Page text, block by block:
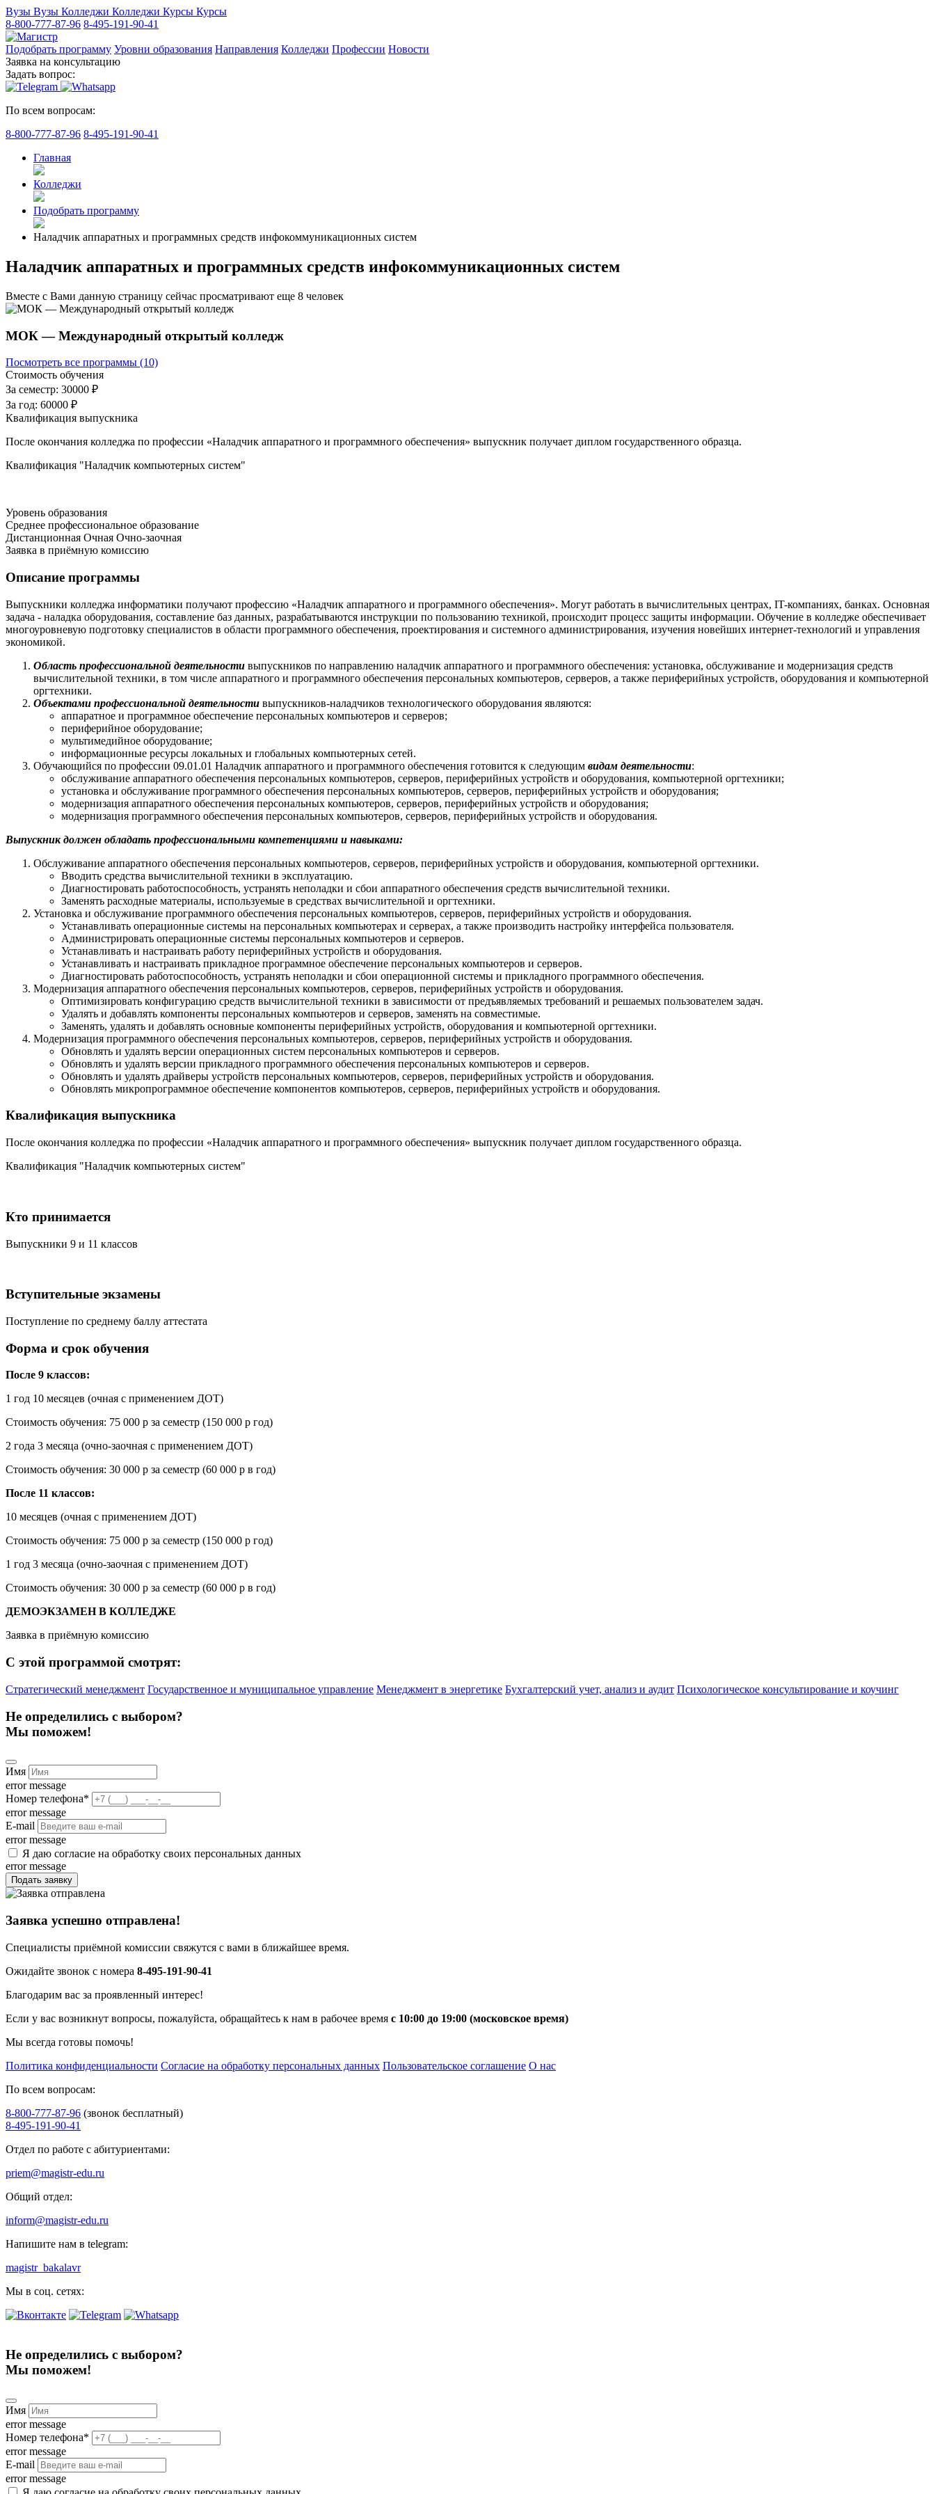
Вузы Вузы Колледжи Колледжи Курсы Курсы
8-800-777-87-96 8-495-191-90-41
Подобрать программу Уровни образования Направления Колледжи Профессии Новости
Заявка на консультацию
Задать вопрос:
По всем вопросам:
8-800-777-87-96 8-495-191-90-41
Главная
Колледжи
Подобрать программу
Наладчик аппаратных и программных средств инфокоммуникационных систем
Наладчик аппаратных и программных средств инфокоммуникационных систем
Вместе с Вами данную страницу сейчас просматривают еще 8 человек
МОК — Международный открытый колледж
Посмотреть все программы (10)
Стоимость обучения
За семестр: 30000 ₽
За год: 60000 ₽
Квалификация выпускника
После окончания колледжа по профессии «Наладчик аппаратного и программного обеспечения» выпускник получает диплом государственного образца.
Квалификация "Наладчик компьютерных систем"
Уровень образования
Среднее профессиональное образование
Дистанционная Очная Очно-заочная
Заявка в приёмную комиссию
Описание программы
Выпускники колледжа информатики получают профессию «Наладчик аппаратного и программного обеспечения». Могут работать в вычислительных центрах, IT-компаниях, банках. Основная
задача - наладка оборудования, составление баз данных, разрабатываются инструкции по пользованию техникой, происходит процесс защиты информации. Обучение в колледже обеспечивает
многоуровневую подготовку специалистов в области программного обеспечения, проектирования и системного администрирования, изучения новейших интернет-технологий и управления
экономикой.
Область профессиональной деятельности выпускников по направлению наладчик аппаратного и программного обеспечения: установка, обслуживание и модернизация средств
вычислительной техники, в том числе аппаратного и программного обеспечения персональных компьютеров, серверов, а также периферийных устройств, оборудования и компьютерной
оргтехники.
Объектами профессиональной деятельности выпускников-наладчиков технологического оборудования являются:
аппаратное и программное обеспечение персональных компьютеров и серверов;
периферийное оборудование;
мультимедийное оборудование;
информационные ресурсы локальных и глобальных компьютерных сетей.
Обучающийся по профессии 09.01.01 Наладчик аппаратного и программного обеспечения готовится к следующим видам деятельности:
обслуживание аппаратного обеспечения персональных компьютеров, серверов, периферийных устройств и оборудования, компьютерной оргтехники;
установка и обслуживание программного обеспечения персональных компьютеров, серверов, периферийных устройств и оборудования;
модернизация аппаратного обеспечения персональных компьютеров, серверов, периферийных устройств и оборудования;
модернизация программного обеспечения персональных компьютеров, серверов, периферийных устройств и оборудования.
Выпускник должен обладать профессиональными компетенциями и навыками:
Обслуживание аппаратного обеспечения персональных компьютеров, серверов, периферийных устройств и оборудования, компьютерной оргтехники.
Вводить средства вычислительной техники в эксплуатацию.
Диагностировать работоспособность, устранять неполадки и сбои аппаратного обеспечения средств вычислительной техники.
Заменять расходные материалы, используемые в средствах вычислительной и оргтехники.
Установка и обслуживание программного обеспечения персональных компьютеров, серверов, периферийных устройств и оборудования.
Устанавливать операционные системы на персональных компьютерах и серверах, а также производить настройку интерфейса пользователя.
Администрировать операционные системы персональных компьютеров и серверов.
Устанавливать и настраивать работу периферийных устройств и оборудования.
Устанавливать и настраивать прикладное программное обеспечение персональных компьютеров и серверов.
Диагностировать работоспособность, устранять неполадки и сбои операционной системы и прикладного программного обеспечения.
Модернизация аппаратного обеспечения персональных компьютеров, серверов, периферийных устройств и оборудования.
Оптимизировать конфигурацию средств вычислительной техники в зависимости от предъявляемых требований и решаемых пользователем задач.
Удалять и добавлять компоненты персональных компьютеров и серверов, заменять на совместимые.
Заменять, удалять и добавлять основные компоненты периферийных устройств, оборудования и компьютерной оргтехники.
Модернизация программного обеспечения персональных компьютеров, серверов, периферийных устройств и оборудования.
Обновлять и удалять версии операционных систем персональных компьютеров и серверов.
Обновлять и удалять версии прикладного программного обеспечения персональных компьютеров и серверов.
Обновлять и удалять драйверы устройств персональных компьютеров, серверов, периферийных устройств и оборудования.
Обновлять микропрограммное обеспечение компонентов компьютеров, серверов, периферийных устройств и оборудования.
Квалификация выпускника
После окончания колледжа по профессии «Наладчик аппаратного и программного обеспечения» выпускник получает диплом государственного образца.
Квалификация "Наладчик компьютерных систем"
Кто принимается
Выпускники 9 и 11 классов
Вступительные экзамены
Поступление по среднему баллу аттестата
Форма и срок обучения
После 9 классов:
1 год 10 месяцев (очная с применением ДОТ)
Стоимость обучения: 75 000 р за семестр (150 000 р год)
2 года 3 месяца (очно-заочная с применением ДОТ)
Стоимость обучения: 30 000 р за семестр (60 000 р в год)
После 11 классов:
10 месяцев (очная с применением ДОТ)
Стоимость обучения: 75 000 р за семестр (150 000 р год)
1 год 3 месяца (очно-заочная с применением ДОТ)
Стоимость обучения: 30 000 р за семестр (60 000 р в год)
ДЕМОЭКЗАМЕН В КОЛЛЕДЖЕ
Заявка в приёмную комиссию
С этой программой смотрят:
Стратегический менеджмент Государственное и муниципальное управление Менеджмент в энергетике Бухгалтерский учет, анализ и аудит Психологическое консультирование и коучинг
Не определились с выбором?
Мы поможем!
Имя
error message
Номер телефона*
error message
E-mail
error message
Я даю согласие на обработку своих персональных данных
error message
Подать заявку
Заявка успешно отправлена!
Специалисты приёмной комиссии свяжутся с вами в ближайшее время.
Ожидайте звонок с номера 8-495-191-90-41
Благодарим вас за проявленный интерес!
Если у вас возникнут вопросы, пожалуйста, обращайтесь к нам в рабочее время с 10:00 до 19:00 (московское время)
Мы всегда готовы помочь!
Политика конфиденциальности Согласие на обработку персональных данных Пользовательское соглашение О нас
По всем вопросам:
8-800-777-87-96 (звонок бесплатный)
8-495-191-90-41
Отдел по работе с абитуриентами:
priem@magistr-edu.ru
Общий отдел:
inform@magistr-edu.ru
Напишите нам в telegram:
magistr_bakalavr
Мы в соц. сетях:
Не определились с выбором?
Мы поможем!
Имя
error message
Номер телефона*
error message
E-mail
error message